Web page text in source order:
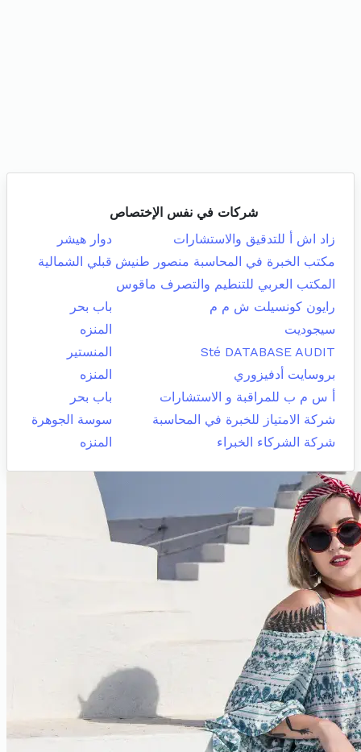
شركات في نفس الإختصاص
زاد اش أ للتدقيق والاستشارات
دوار هيشر
مكتب الخبرة في المحاسبة منصور طنيش قبلي الشمالية
المكتب العربي للتنطيم والتصرف ماقوس
رايون كونسيلت ش م م
باب بحر
سيجوديت
المنزه
Sté DATABASE AUDIT
المنستير
بروسايت أدفيزوري
المنزه
أ س م ب للمراقبة و الاستشارات
باب بحر
شركة الامتياز للخبرة في المحاسبة
سوسة الجوهرة
شركة الشركاء الخبراء
المنزه